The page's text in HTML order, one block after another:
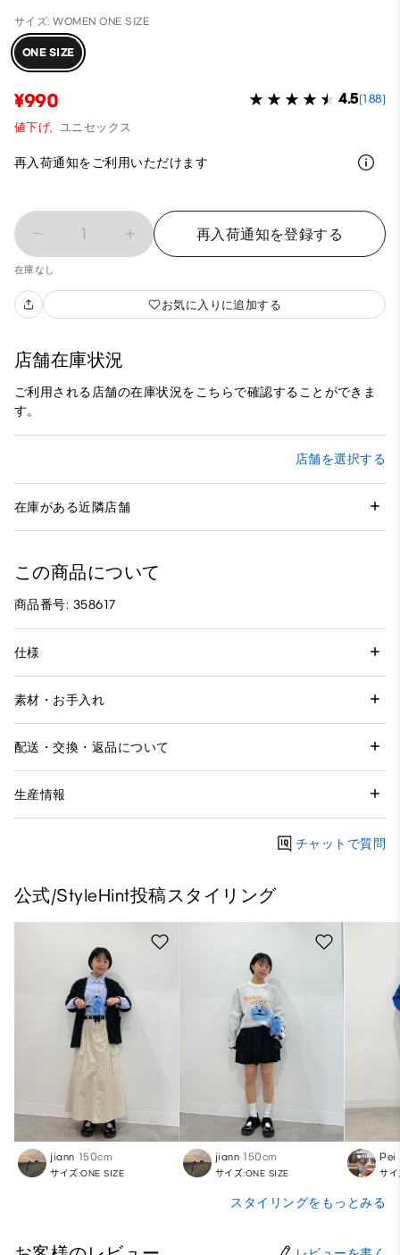
サイズ: WOMEN ONE SIZE
ONE SIZE
¥990 4.5(188)
値下げ, ユニセックス
再入荷通知をご利用いただけます
1 再入荷通知を登録する
在庫なし
お気に入りに追加する
店舗在庫状況
ご利用される店舗の在庫状況をこちらで確認することができま
す。
店舗を選択する
在庫がある近隣店舗
この商品について
商品番号: 358617
仕様
素材・お手入れ
配送・交換・返品について
生産情報
チャットで質問
公式/StyleHint投稿スタイリング
jiann 150cm
サイズ:ONE SIZE
jiann 150cm
サイズ:ONE SIZE
Pei
サ
スタイリングをもっとみる